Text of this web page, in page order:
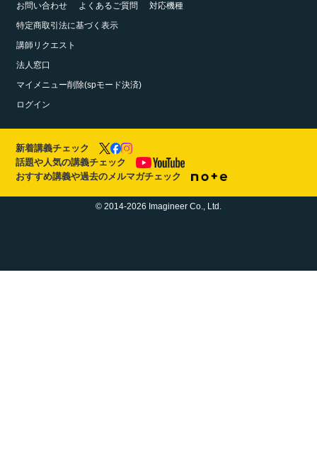
お問い合わせ
よくあるご質問
対応機種
特定商取引法に基づく表示
講師リクエスト
法人窓口
マイメニュー削除(spモード決済)
ログイン
新着講義チェック
話題や人気の講義チェック
おすすめ講義や過去のメルマガチェック
© 2014-2026 Imagineer Co., Ltd.